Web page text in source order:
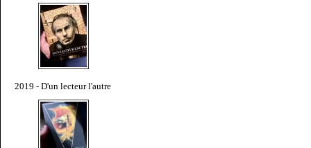
2019 - D'un lecteur l'autre